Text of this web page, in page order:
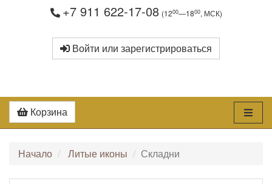
+7 911 622-17-08 (1200—1800, МСК)
Войти или зарегистрироваться
Корзина
Начало Литые иконы Складни